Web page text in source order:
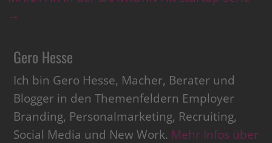
→
Gero Hesse
Ich bin Gero Hesse, Macher, Berater und
Blogger in den Themenfeldern Employer
Branding, Personalmarketing, Recruiting,
Social Media und New Work. Mehr Infos über